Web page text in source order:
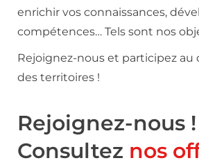
enrichir vos connaissances,
compétences… Tels sont nos
Rejoignez-nous et participez
des territoires !
Rejoignez-nous !
Consultez nos